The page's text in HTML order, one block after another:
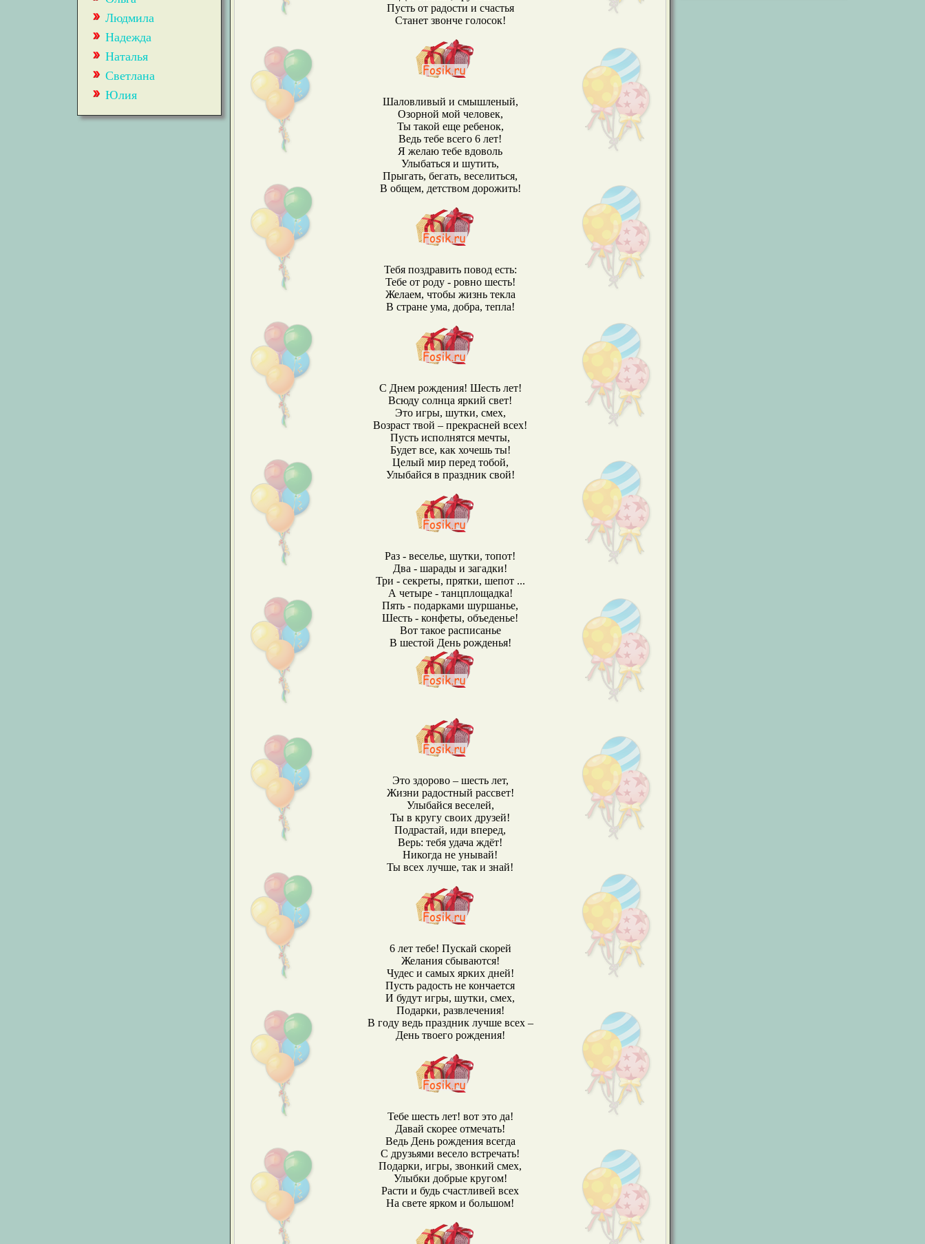
Пусть от радости и счастья
Станет звонче голосок!
Шаловливый и смышленый,
Озорной мой человек,
Ты такой еще ребенок,
Ведь тебе всего 6 лет!
Я желаю тебе вдоволь
Улыбаться и шутить,
Прыгать, бегать, веселиться,
В общем, детством дорожить!
Тебя поздравить повод есть:
Тебе от роду - ровно шесть!
Желаем, чтобы жизнь текла
В стране ума, добра, тепла!
С Днем рождения! Шесть лет!
Всюду солнца яркий свет!
Это игры, шутки, смех,
Возраст твой – прекрасней всех!
Пусть исполнятся мечты,
Будет все, как хочешь ты!
Целый мир перед тобой,
Улыбайся в праздник свой!
Раз - веселье, шутки, топот!
Два - шарады и загадки!
Три - секреты, прятки, шепот ...
А четыре - танцплощадка!
Пять - подарками шуршанье,
Шесть - конфеты, объеденье!
Вот такое расписанье
В шестой День рожденья!
Это здорово – шесть лет,
Жизни радостный рассвет!
Улыбайся веселей,
Ты в кругу своих друзей!
Подрастай, иди вперед,
Верь: тебя удача ждёт!
Никогда не унывай!
Ты всех лучше, так и знай!
6 лет тебе! Пускай скорей
Желания сбываются!
Чудес и самых ярких дней!
Пусть радость не кончается
И будут игры, шутки, смех,
Подарки, развлечения!
В году ведь праздник лучше всех –
День твоего рождения!
Тебе шесть лет! вот это да!
Давай скорее отмечать!
Ведь День рождения всегда
С друзьями весело встречать!
Подарки, игры, звонкий смех,
Улыбки добрые кругом!
Расти и будь счастливей всех
На свете ярком и большом!
Людмила
Надежда
Наталья
Светлана
Юлия